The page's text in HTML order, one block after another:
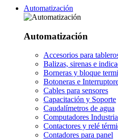
Automatización
Automatización
Accesorios para
Balizas, sirenas e
Borneras y bloque
Botoneras e
Cables para sensores
Capacitación y Soporte
Caudalímetros de agua
Computadores
Contactores y relé
Contadores para panel